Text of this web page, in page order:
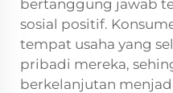
bertanggung jawab
sosial positif.
tempat usaha yang
pribadi mereka,
berkelanjutan